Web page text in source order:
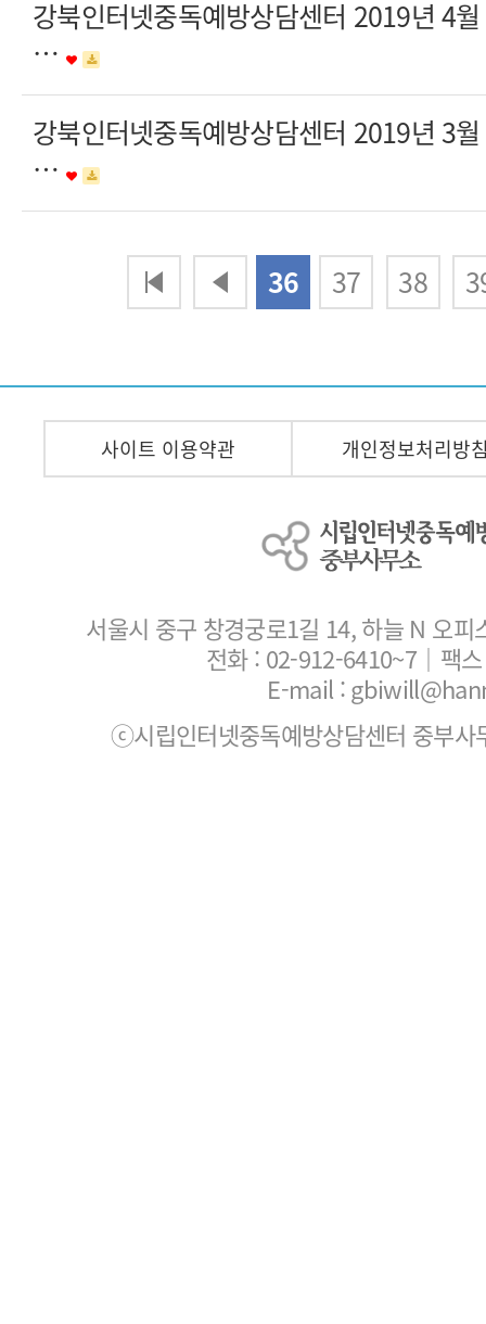
강북인터넷중독예방상담센터 2019년 4
…
강북인터넷중독예방상담센터 2019년 3
…
36 37 38
맨끝
사이트 이용약관 개인정보처리방
서울시 중구 창경궁로1길 14, 하늘 N 오
전화 : 02-912-6410~7 ｜팩
E-mail :
ⓒ시립인터넷중독예방상담센터 중부